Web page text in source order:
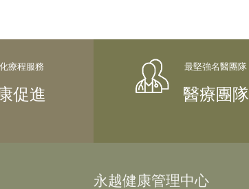
促進 醫療團隊
永越健康管理中心